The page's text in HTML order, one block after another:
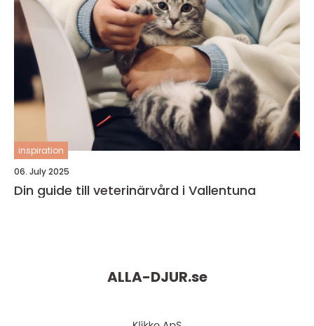
inspiration
06. July 2025
Din guide till veterinärvård i Vallentuna
ALLA-DJUR.se